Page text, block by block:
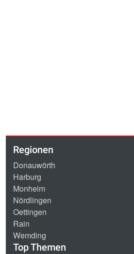
Regionen
Donauwörth
Harburg
Monheim
Nördlingen
Oettingen
Rain
Wemding
Top Themen